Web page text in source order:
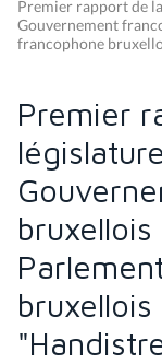
Premier rapport de
Gouvernement
francophone
Premier